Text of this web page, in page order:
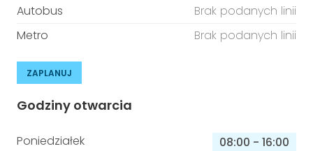
Autobus
Brak podanych linii
Metro
Brak podanych linii
ZAPLANUJ
Godziny otwarcia
Poniedziałek 08:00 - 16:00